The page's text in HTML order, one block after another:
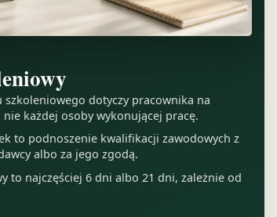
dotyczy pracownika na
każdej osoby wykonującej pracę.
to podnoszenie kwalifikacji zawodowych z
albo za jego zgodą.
to najczęściej 6 dni albo 21 dni, zależnie od